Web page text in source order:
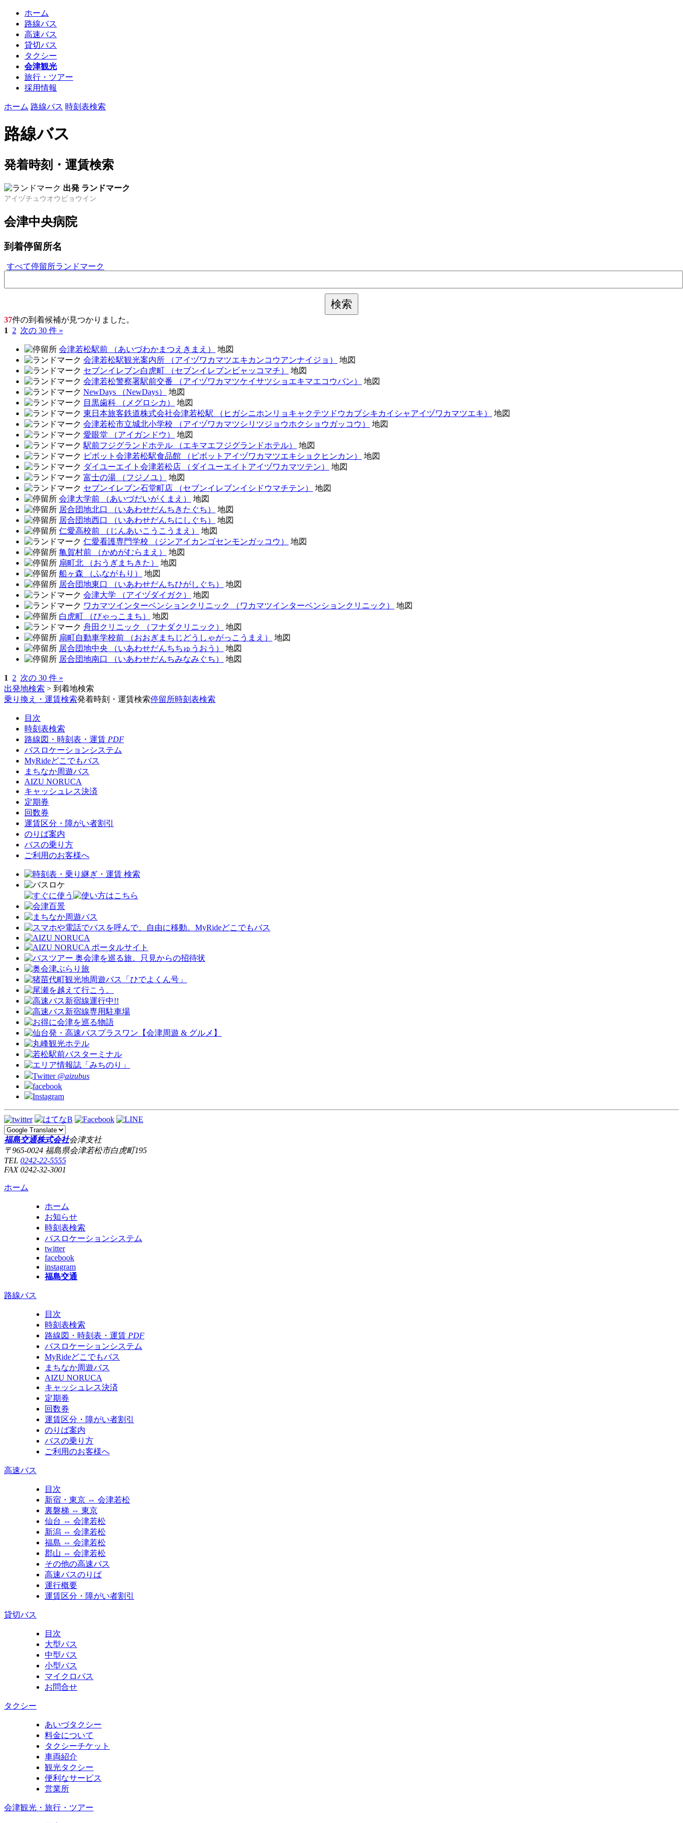
ホーム
路線バス
高速バス
貸切バス
タクシー
会津観光
旅行・ツアー
採用情報
ホーム 路線バス 時刻表検索
路線バス
発着時刻・運賃検索
出発 ランドマーク
アイヅチュウオウビョウイン
会津中央病院
到着停留所名
すべて停留所ランドマーク
37件の到着候補が見つかりました。
1
2 次の 30 件 »
会津若松駅前 （あいづわかまつえきまえ）
地図
会津若松駅観光案内所
（アイヅワカマツエキカンコウアンナイジョ）
地図
セブンイレブン白虎町
（セブンイレブンビャッコマチ）
地図
会津若松警察署駅前交番
（アイヅワカマツケイサツショエキマエコウバン）
地図
NewDays
（NewDays）
地図
目黒歯科
（メグロシカ）
地図
東日本旅客鉄道株式会社会津若松駅
（ヒガシニホンリョキャクテツドウカブシキカイシャアイヅワカマツエキ）
地図
会津若松市立城北小学校
（アイヅワカマツシリツジョウホクショウガッコウ）
地図
愛眼堂
（アイガンドウ）
地図
駅前フジグランドホテル
（エキマエフジグランドホテル）
地図
ピボット会津若松駅食品館
（ピボットアイヅワカマツエキショクヒンカン）
地図
ダイユーエイト会津若松店
（ダイユーエイトアイヅワカマツテン）
地図
富士の湯
（フジノユ）
地図
セブンイレブン石堂町店
（セブンイレブンイシドウマチテン）
地図
会津大学前
（あいづだいがくまえ）
地図
居合団地北口
（いあわせだんちきたぐち）
地図
居合団地西口
（いあわせだんちにしぐち）
地図
仁愛高校前
（じんあいこうこうまえ）
地図
仁愛看護専門学校
（ジンアイカンゴセンモンガッコウ）
地図
亀賀村前
（かめがむらまえ）
地図
扇町北
（おうぎまちきた）
地図
船ヶ森
（ふながもり）
地図
居合団地東口
（いあわせだんちひがしぐち）
地図
会津大学
（アイヅダイガク）
地図
ワカマツインターベンションクリニック
（ワカマツインターベンションクリニック）
地図
白虎町
（びゃっこまち）
地図
舟田クリニック
（フナダクリニック）
地図
扇町自動車学校前
（おおぎまちじどうしゃがっこうまえ）
地図
居合団地中央
（いあわせだんちちゅうおう）
地図
居合団地南口
（いあわせだんちみなみぐち） 地図
1 2 次の 30 件 »
出発地検索 > 到着地検索
乗り換え・運賃検索発着時刻・運賃検索停留所時刻表検索
目次
時刻表検索
路線図・時刻表・運賃 PDF
バスロケーションシステム
MyRideどこでもバス
まちなか周遊バス
AIZU NORUCA
キャッシュレス決済
定期券
回数券
運賃区分・障がい者割引
のりば案内
バスの乗り方
ご利用のお客様へ
Twitter@aizubus
facebook
Instagram
福島交通株式会社会津支社
〒965-0024 福島県会津若松市白虎町195
TEL 0242-22-5555
FAX 0242-32-3001
ホーム
ホーム
お知らせ
時刻表検索
バスロケーションシステム
twitter
facebook
instagram
福島交通
路線バス
目次
時刻表検索
路線図・時刻表・運賃 PDF
バスロケーションシステム
MyRideどこでもバス
まちなか周遊バス
AIZU NORUCA
キャッシュレス決済
定期券
回数券
運賃区分・障がい者割引
のりば案内
バスの乗り方
ご利用のお客様へ
高速バス
目次
新宿・東京 ⇔ 会津若松
裏磐梯 ⇔ 東京
仙台 ⇔ 会津若松
新潟 ⇔ 会津若松
福島 ⇔ 会津若松
郡山 ⇔ 会津若松
その他の高速バス
高速バスのりば
運行概要
運賃区分・障がい者割引
貸切バス
目次
大型バス
中型バス
小型バス
マイクロバス
お問合せ
タクシー
あいづタクシー
料金について
タクシーチケット
車両紹介
観光タクシー
便利なサービス
営業所
会津観光・旅行・ツアー